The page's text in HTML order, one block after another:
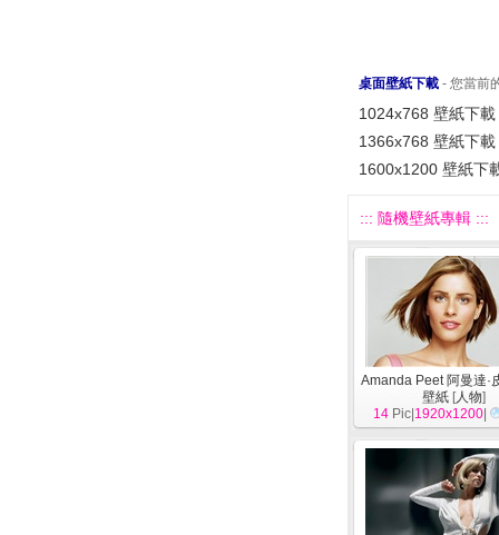
桌面壁紙下載 - 您當前
1024x768 壁紙下載
1366x768 壁紙下載
1600x1200 壁紙下
::: 隨機壁紙專輯 :::
Amanda Peet 阿曼達·
壁紙 [人物]
14 Pic| 1920x1200